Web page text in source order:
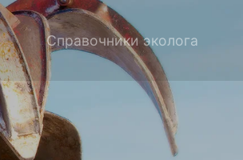
Справочники эколога